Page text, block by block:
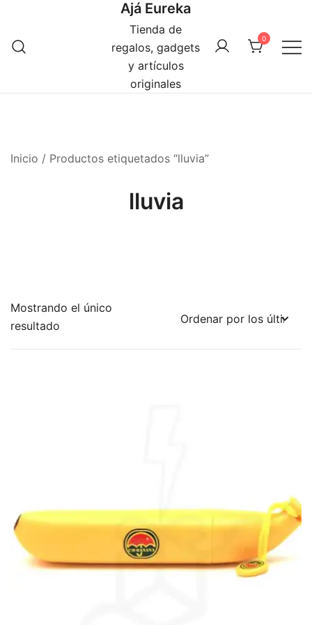
contenido
Ajá Eureka
Tienda de
regalos, gadgets
y artículos
originales
0
Inicio / Productos etiquetados “lluvia”
lluvia
Mostrando el único
resultado